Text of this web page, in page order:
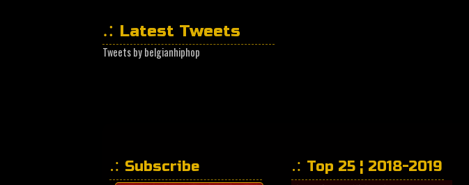
Latest Tweets
Tweets by belgianhiphop
Subscribe Top 25 ¦ 2018-2019